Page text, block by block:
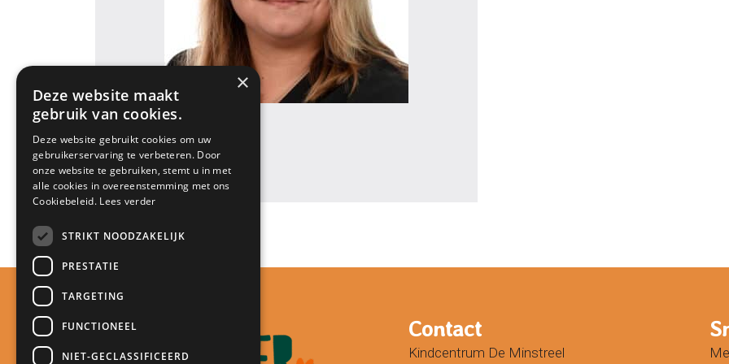
«Juf Edith
Contact
Kindcentrum De Minstreel
×
Deze website maakt
gebruik van cookies.
Deze website gebruikt cookies om uw
gebruikerservaring te verbeteren. Door
onze website te gebruiken, stemt u in met
alle cookies in overeenstemming met ons
Cookiebeleid. Lees verder
STRIKT NOODZAKELIJK
PRESTATIE
TARGETING
FUNCTIONEEL
NIET-GECLASSIFICEERD